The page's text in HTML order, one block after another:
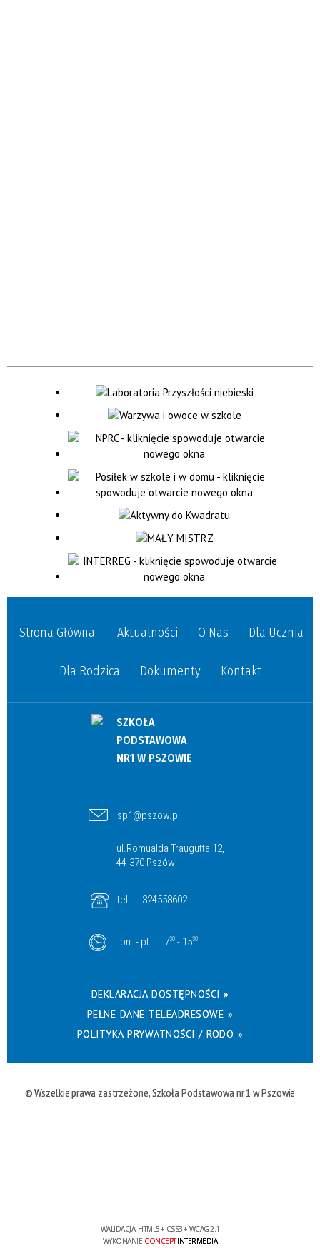
Strona Główna Aktualności O Nas Dla Ucznia
Dla Rodzica Dokumenty Kontakt
SZKOŁA
PODSTAWOWA
NR1 W PSZOWIE
sp1@pszow.pl
ul.Romualda Traugutta 12,
44-370 Pszów
tel.: 324558602
pn. - pt.: 730 - 1530
DEKLARACJA DOSTĘPNOŚCI »
PEŁNE DANE TELEADRESOWE »
POLITYKA PRYWATNOŚCI / RODO »
© Wszelkie prawa zastrzeżone, Szkoła Podstawowa nr 1 w Pszowie
WALIDACJA: HTML5+ CSS3+ WCAG 2.1
WYKONANIE CONCEPTINTERMEDIA